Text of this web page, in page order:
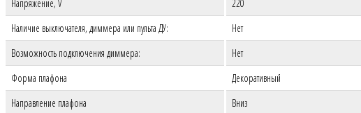
Напряжение, V
220
Наличие выключателя, диммера или пульта ДУ:
Нет
Возможность подключения диммера:
Нет
Форма плафона
Декоративный
Направление плафона
Вниз